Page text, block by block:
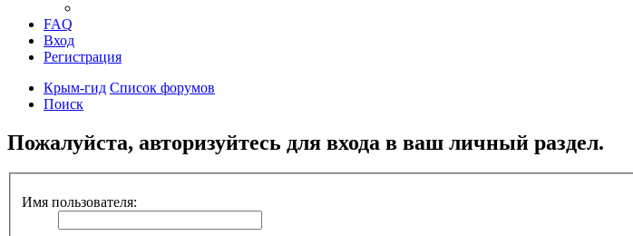
FAQ
Вход
Регистрация
Крым-гид Список форумов
Поиск
Пожалуйста, авторизуйтесь для входа в ваш личный раздел.
Имя пользователя: